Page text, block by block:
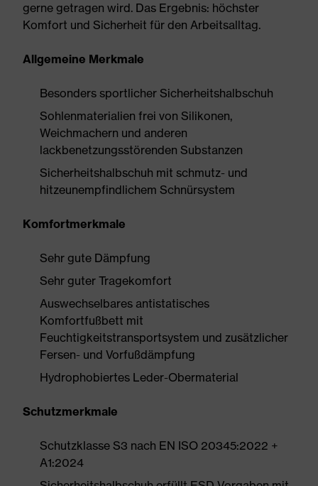
gerne getragen wird. Das Ergebnis: höchster
Komfort und Sicherheit für den Arbeitsalltag.
Allgemeine Merkmale
Besonders sportlicher Sicherheitshalbschuh
Sohlenmaterialien frei von Silikonen,
Weichmachern und anderen
lackbenetzungsstörenden Substanzen
Sicherheitshalbschuh mit schmutz- und
hitzeunempfindlichem Schnürsystem
Komfortmerkmale
Sehr gute Dämpfung
Sehr guter Tragekomfort
Auswechselbares antistatisches
Komfortfußbett mit
Feuchtigkeitstransportsystem und zusätzlicher
Fersen- und Vorfußdämpfung
Hydrophobiertes Leder-Obermaterial
Schutzmerkmale
Schutzklasse S3 nach EN ISO 20345:2022 +
A1:2024